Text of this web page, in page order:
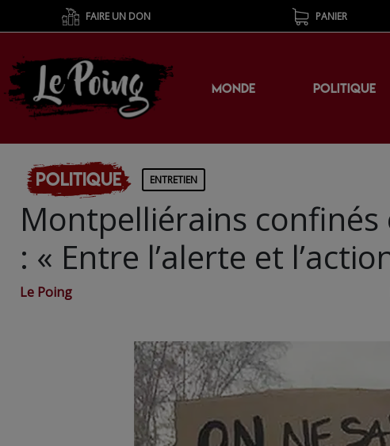
FAIRE UN DON PANIER
MONDE POLITIQUE
Politique ENTRETIEN
Montpelliérains
: « Entre l’alerte et
Le Poing